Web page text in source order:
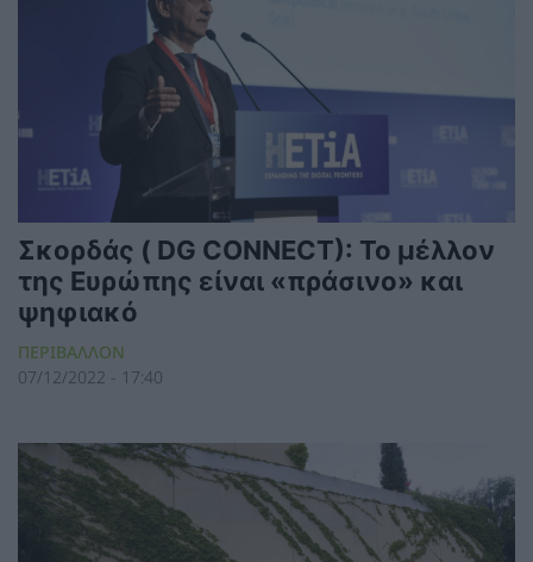
Σκορδάς ( DG CONNECT): Το μέλλον
της Ευρώπης είναι «πράσινο» και
ψηφιακό
ΠΕΡΙΒΑΛΛΟΝ
07/12/2022 - 17:40